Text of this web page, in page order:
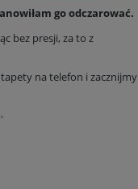
go odczarować.
bez presji, za to z
na telefon i zacznijmy